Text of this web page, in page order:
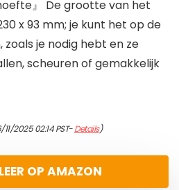
』 De grootte van het
x 93 mm; je kunt het op de
je nodig hebt en ze
scheuren of gemakkelijk
2025 02:14 PST-Details)
OP AMAZON